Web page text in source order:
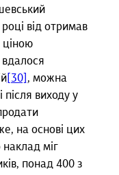
від отримав
ціною
вдалося
[30] , можна
виходу у
на основі цих
міг
понад 400 з